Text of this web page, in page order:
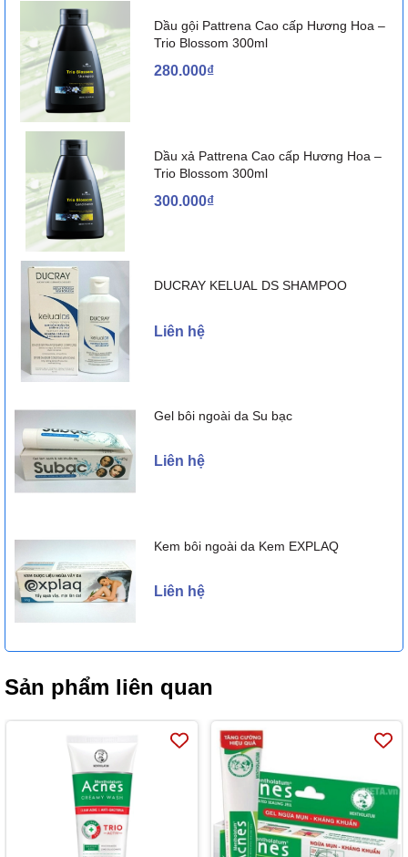
Dầu gội Pattrena Cao cấp Hương Hoa –
Trio Blossom 300ml
280.000₫
Dầu xả Pattrena Cao cấp Hương Hoa –
Trio Blossom 300ml
300.000₫
DUCRAY KELUAL DS SHAMPOO
Liên hệ
Gel bôi ngoài da Su bạc
Liên hệ
Kem bôi ngoài da Kem EXPLAQ
Liên hệ
Sản phẩm liên quan